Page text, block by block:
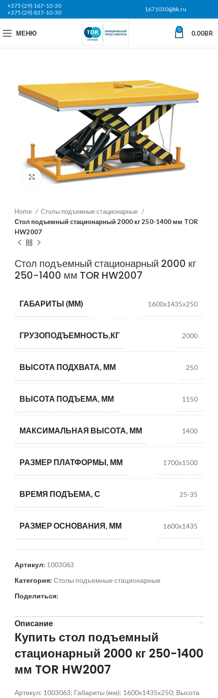
+375 (29) 167-10-30
+375 (29) 837-10-30
1671030@bk.ru
МЕНЮ 0 0.00BR
Нажмите, чтобы увеличить
Home
Столы подъемные стационарные
Стол подъемный стационарный 2000 кг 250-1400 мм TOR
HW2007
Стол подъемный стационарный 2000 кг
250-1400 мм TOR HW2007
ГАБАРИТЫ (ММ) 1600х1435х250
ГРУЗОПОДЪЕМНОСТЬ,КГ 2000
ВЫСОТА ПОДХВАТА, ММ 250
ВЫСОТА ПОДЪЕМА, ММ 1150
МАКСИМАЛЬНАЯ ВЫСОТА, ММ 1400
РАЗМЕР ПЛАТФОРМЫ, ММ 1700х1500
ВРЕМЯ ПОДЪЕМА, С 25-35
РАЗМЕР ОСНОВАНИЯ, ММ 1600х1435
Артикул: 1003063
Категория: Столы подъемные стационарные
Поделиться:
Описание
Купить стол подъемный
стационарный 2000 кг 250-1400
мм TOR HW2007
Артикул: 1003063; Габариты (мм): 1600х1435х250; Высота